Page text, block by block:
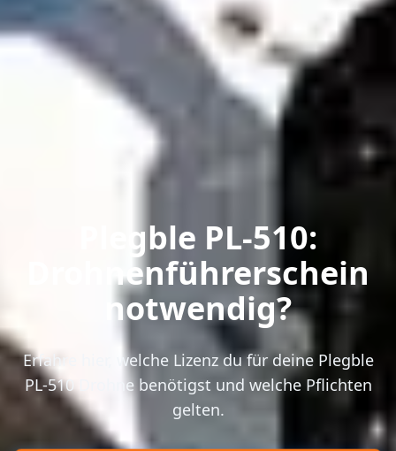
Plegble PL-510:
Drohnenführerschein
notwendig?
Erfahre hier, welche Lizenz du für deine Plegble
PL-510 Drohne benötigst und welche Pflichten
gelten.